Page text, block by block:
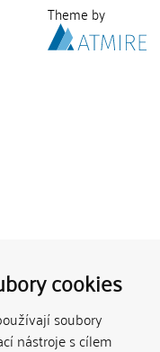
cookies
soubory
nástroje s cílem
Theme by